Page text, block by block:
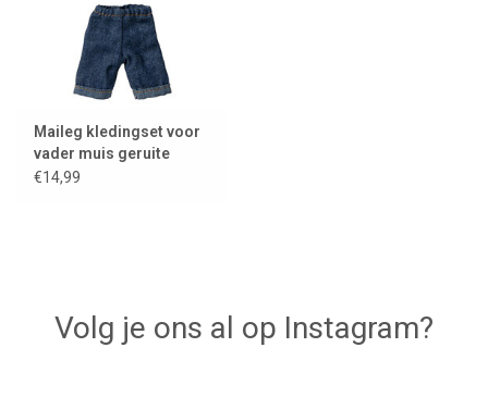
Maileg kledingset voor
vader muis geruite
blouse en jeans
€14,99
Volg je ons al op Instagram?